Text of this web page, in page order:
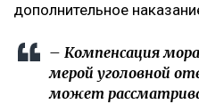
дополнительное
– Компенсация
мерой уголовной
может